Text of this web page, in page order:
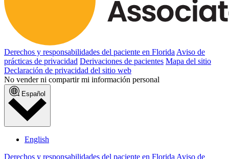
Derechos y responsabilidades del paciente en Florida Aviso de
prácticas de privacidad Derivaciones de pacientes Mapa del sitio
Declaración de privacidad del sitio web
No vender ni compartir mi información personal
Español
English
Derechos y responsabilidades del paciente en Florida Aviso de